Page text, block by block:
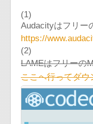
(1)
Audacityはフリー
https://
(2)
LAMEはフリーの
ここへ行ってダ